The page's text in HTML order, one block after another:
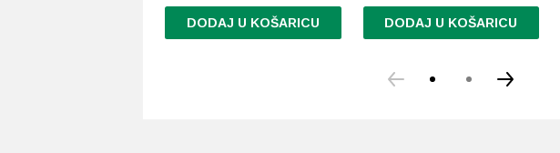
DODAJ U KOŠARICU DODAJ U KOŠARICU